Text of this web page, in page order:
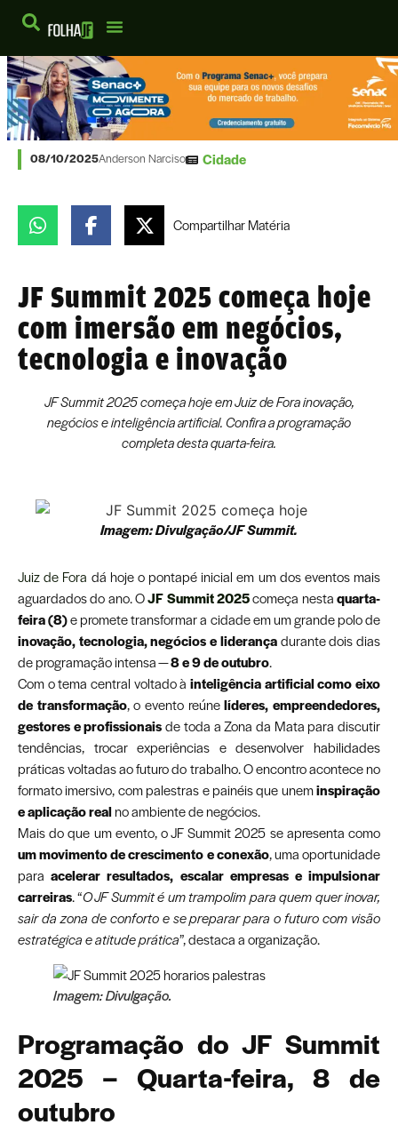
08/10/2025Anderson Narciso Cidade
CompartilharMatéria
JF Summit 2025 começa hoje
com imersão em negócios,
tecnologia e inovação
JF Summit 2025 começa hoje em Juiz de Fora inovação,
negócios e inteligência artificial. Confira a programação
completa desta quarta-feira.
Imagem: Divulgação/JF Summit.
Juiz de Fora dá hoje o pontapé inicial em um dos eventos mais
aguardados do ano. OJF Summit 2025começa nestaquarta-
feira (8)e promete transformar a cidade em um grande polo de
inovação, tecnologia, negócios e liderançadurante dois dias
de programação intensa —8 e 9 de outubro.
Com o tema central voltado à inteligência artificial como eixo
de transformação, o evento reúnelíderes, empreendedores,
gestores e profissionaisde toda a Zona da Mata para discutir
tendências, trocar experiências e desenvolver habilidades
práticas voltadas ao futuro do trabalho. O encontro acontece no
formato imersivo, com palestras e painéis que uneminspiração
e aplicação realno ambiente de negócios.
Mais do que um evento, o JF Summit 2025 se apresenta como
um movimento de crescimento e conexão, uma oportunidade
paraacelerar resultados, escalar empresas e impulsionar
carreiras. “O JF Summit é um trampolim para quem quer inovar,
sair da zona de conforto e se preparar para o futuro com visão
estratégica e atitude prática”, destaca a organização.
Imagem: Divulgação.
Programação do JF Summit
2025 – Quarta-feira, 8 de
outubro